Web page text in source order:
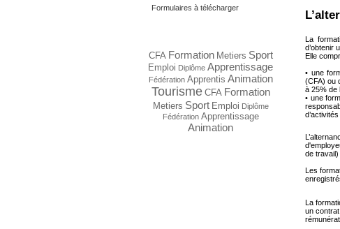
Formulaires à télécharger
CFA Formation Metiers Sport
Emploi Diplôme Apprentissage
Fédération Apprentis Animation
Tourisme CFA Formation
Metiers Sport Emploi Diplôme
Fédération Apprentissage
Animation
La
d’obtenir
Elle
• une
(CFA) ou
à 25% de
• une
d’activités
de travail)
Les
La
un contrat